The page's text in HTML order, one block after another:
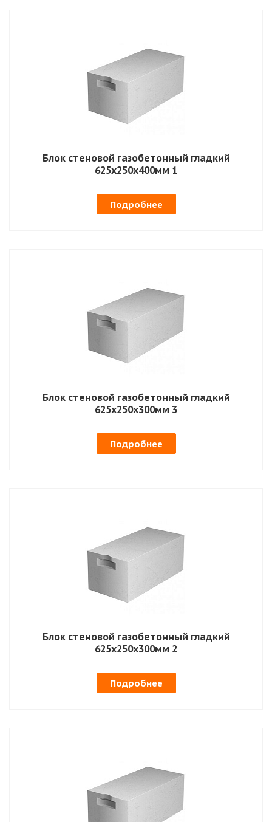
Блок стеновой газобетонный гладкий
625х250х400мм 1
Подробнее
Блок стеновой газобетонный гладкий
625х250х300мм 3
Подробнее
Блок стеновой газобетонный гладкий
625х250х300мм 2
Подробнее